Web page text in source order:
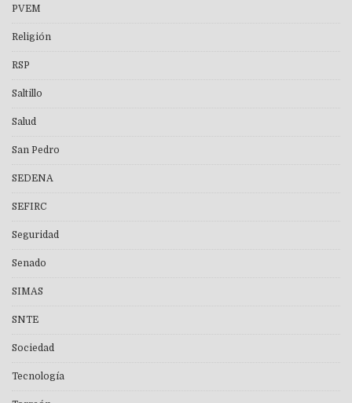
PVEM
Religión
RSP
Saltillo
Salud
San Pedro
SEDENA
SEFIRC
Seguridad
Senado
SIMAS
SNTE
Sociedad
Tecnología